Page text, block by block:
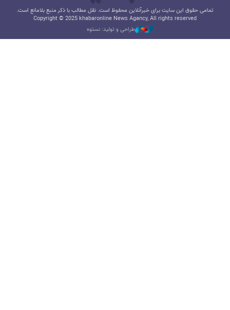
تمامی حقوق این سایت برای خبرآنلاین محفوظ است. نقل مطالب با ذکر منبع بلامانع است.
Copyright © 2025 khabaronline News Agancy, All rights reserved
طراحی و تولید: نستوه